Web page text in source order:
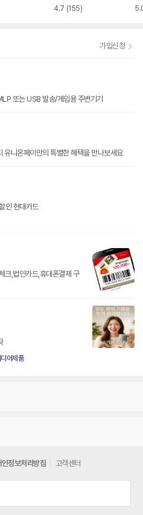
4.7 (155)
가입신청
또는 USB 발송/게임용 주변기기
유니온페이만의 특별한 혜택을 만나보세요
인 현대카드
크,법인카드,휴대폰결제 구
어제품
인정보처리방침 고객센터